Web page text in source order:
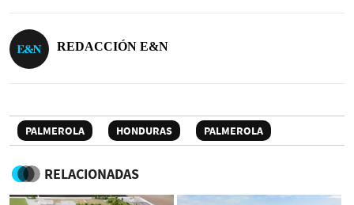
REDACCIÓN E&N
PALMEROLA HONDURAS PALMEROLA
RELACIONADAS